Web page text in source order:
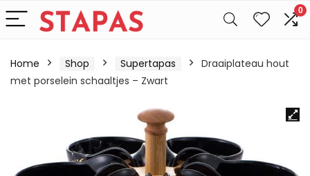
0
Home Shop Supertapas
Draaiplateau hout
met porselein schaaltjes – Zwart